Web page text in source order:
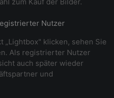
Nutzer
„Lightbox" klicken, sehen Sie
Als registrierter Nutzer
auch später wieder
und